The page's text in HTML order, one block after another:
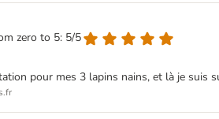
zero to 5: 5/5
pour mes 3 lapins nains, et là je suis